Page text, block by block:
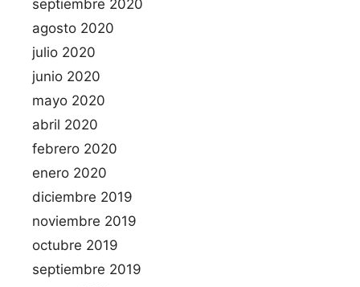
septiembre 2020
agosto 2020
julio 2020
junio 2020
mayo 2020
abril 2020
febrero 2020
enero 2020
diciembre 2019
noviembre 2019
octubre 2019
septiembre 2019